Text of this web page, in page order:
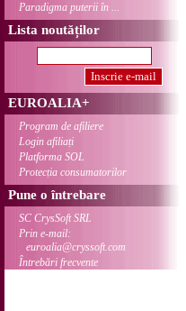
Paradigma puterii în ...
Lista noutăților
EUROALIA+
Program de afiliere
Login afiliați
Platforma SOL
Protecția consumatorilor
Pune o întrebare
SC CrysSoft SRL
Prin e-mail:
euroalia@cryssoft.com
Întrebări frecvente